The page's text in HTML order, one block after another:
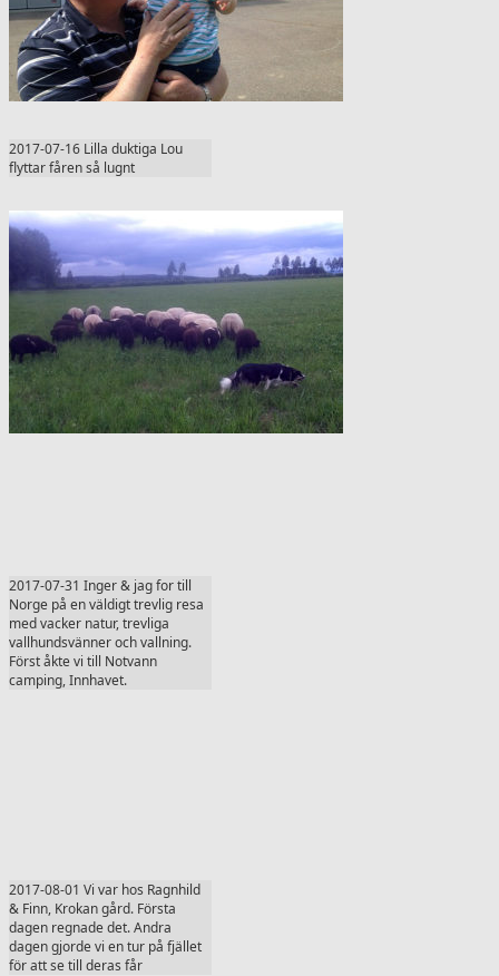
2017-07-16 Lilla duktiga Lou
flyttar fåren så lugnt
2017-07-31 Inger & jag for till
Norge på en väldigt trevlig resa
med vacker natur, trevliga
vallhundsvänner och vallning.
Först åkte vi till Notvann
camping, Innhavet.
2017-08-01 Vi var hos Ragnhild
& Finn, Krokan gård. Första
dagen regnade det. Andra
dagen gjorde vi en tur på fjället
för att se till deras får